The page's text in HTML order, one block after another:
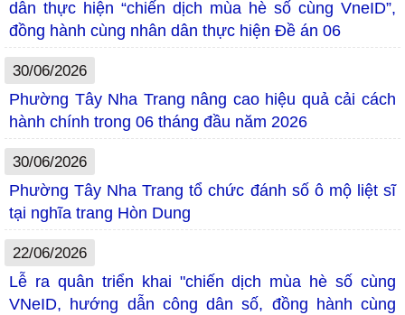
dân thực hiện “chiến dịch mùa hè số cùng VneID”,
đồng hành cùng nhân dân thực hiện Đề án 06
30/06/2026
Phường Tây Nha Trang nâng cao hiệu quả cải cách
hành chính trong 06 tháng đầu năm 2026
30/06/2026
Phường Tây Nha Trang tổ chức đánh số ô mộ liệt sĩ
tại nghĩa trang Hòn Dung
22/06/2026
Lễ ra quân triển khai "chiến dịch mùa hè số cùng
VNeID, hướng dẫn công dân số, đồng hành cùng